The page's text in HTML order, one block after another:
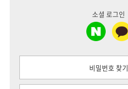
소셜 로그인
비밀번호 찾기